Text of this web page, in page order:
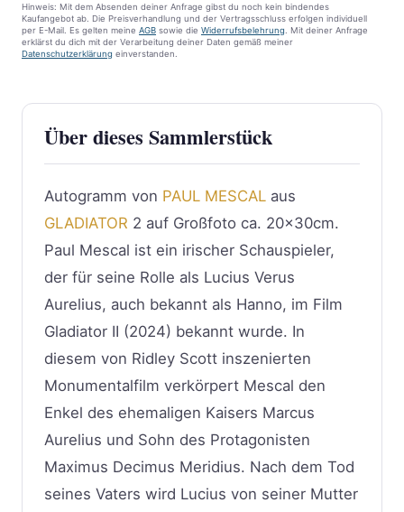
Hinweis: Mit dem Absenden deiner Anfrage gibst du noch kein bindendes
Kaufangebot ab. Die Preisverhandlung und der Vertragsschluss erfolgen individuell
per E-Mail. Es gelten meine AGB sowie die Widerrufsbelehrung . Mit deiner Anfrage
erklärst du dich mit der Verarbeitung deiner Daten gemäß meiner
Datenschutzerklärung einverstanden.
Über dieses Sammlerstück
Autogramm von PAUL MESCAL aus
GLADIATOR 2 auf Großfoto ca. 20x30cm.
Paul Mescal ist ein irischer Schauspieler,
der für seine Rolle als Lucius Verus
Aurelius, auch bekannt als Hanno, im Film
Gladiator II (2024) bekannt wurde. In
diesem von Ridley Scott inszenierten
Monumentalfilm verkörpert Mescal den
Enkel des ehemaligen Kaisers Marcus
Aurelius und Sohn des Protagonisten
Maximus Decimus Meridius. Nach dem Tod
seines Vaters wird Lucius von seiner Mutter